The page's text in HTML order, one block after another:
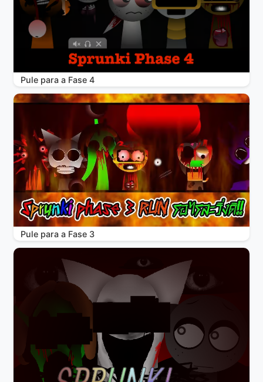
Pule para a Fase 4
Pule para a Fase 3